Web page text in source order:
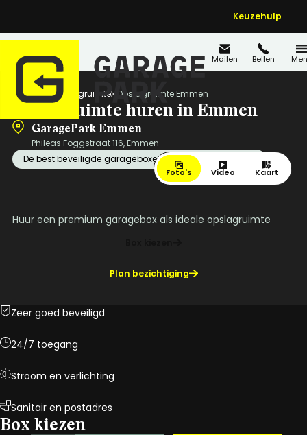
Keuzehulp
Mailen Bellen
Home Opslagruimte Opslagruimte Emmen
Opslagruimte huren in Emmen
GaragePark Emmen
Phileas Foggstraat 116, Emmen
De best beveiligde garageboxen van Emmen!
Foto's Video Kaart
Huur een premium garagebox als ideale opslagruimte
Plan bezichtiging
Zeer goed beveiligd
24/7 toegang
Stroom en verlichting
Sanitair en postadres
Box kiezen